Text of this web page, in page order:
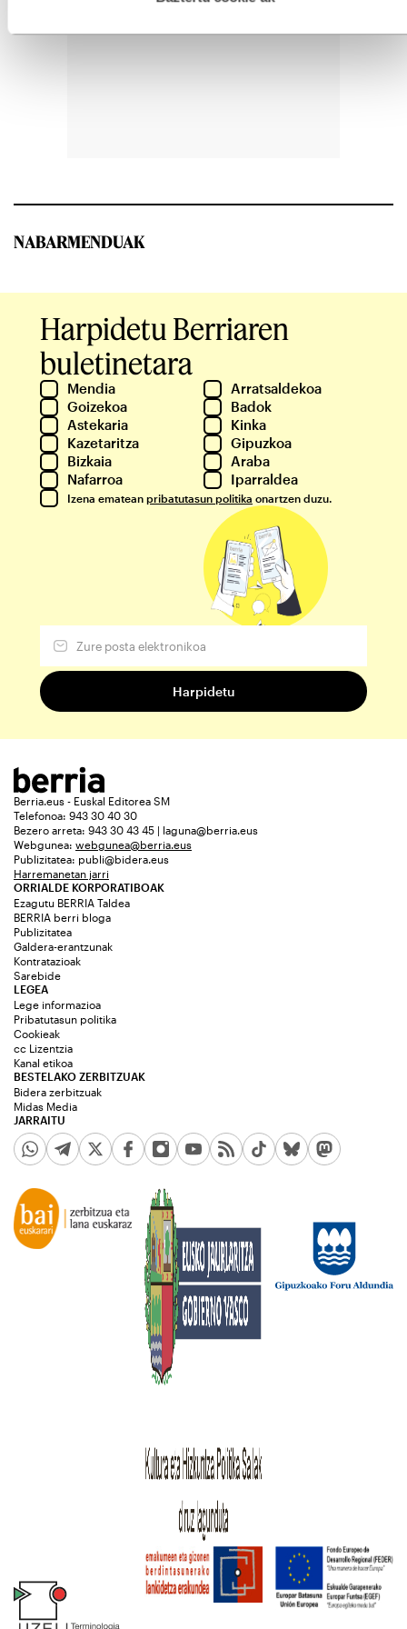
NABARMENDUAK
Harpidetu Berriaren
buletinetara
Mendia
Arratsaldekoa
Goizekoa
Badok
Astekaria
Kinka
Kazetaritza
Gipuzkoa
Bizkaia
Araba
Nafarroa
Iparraldea
Izena ematean pribatutasun politika onartzen duzu.
Berria.eus - Euskal Editorea SM
Telefonoa: 943 30 40 30
Bezero arreta: 943 30 43 45 | laguna@berria.eus
Webgunea: webgunea@berria.eus
Publizitatea: publi@bidera.eus
Harremanetan jarri
ORRIALDE KORPORATIBOAK
Ezagutu BERRIA Taldea
BERRIA berri bloga
Publizitatea
Galdera-erantzunak
Kontratazioak
Sarebide
JARRAITU
LEGEA
Lege informazioa
Pribatutasun politika
Cookieak
cc Lizentzia
Kanal etikoa
BESTELAKO ZERBITZUAK
Bidera zerbitzuak
Midas Media